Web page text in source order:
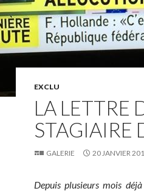
EXCLU
LA LETTRE
STAGIAIRE
GALERIE 20 JANVIER
Depuis plusieurs mois